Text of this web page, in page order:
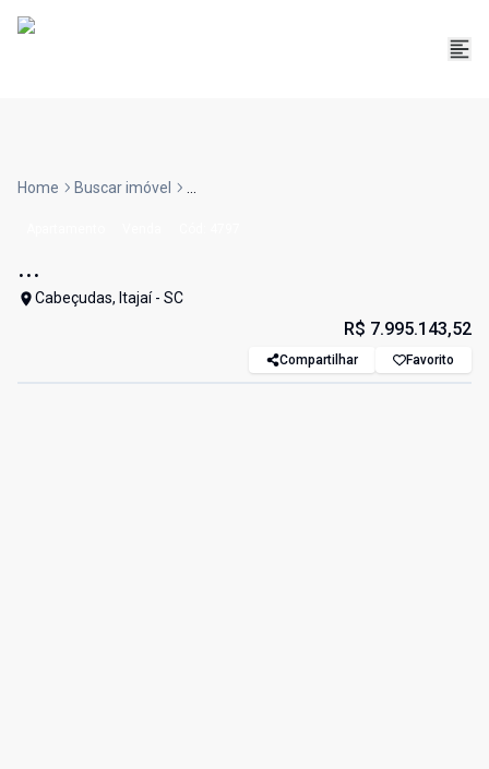
Home Buscar imóvel ...
...
Cabeçudas, Itajaí - SC
R$ 7.995.143,52
Compartilhar Favorito